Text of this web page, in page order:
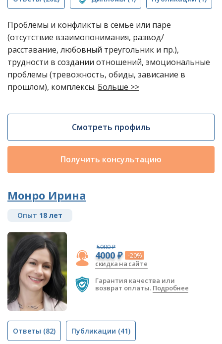
Проблемы и конфликты в семье или паре
(отсутствие взаимопонимания, развод/
расставание, любовный треугольник и пр.),
трудности в создании отношений, эмоциональные
проблемы (тревожность, обиды, зависание в
прошлом), комплексы. Больше >>
Смотреть профиль
Получить консультацию
Монро Ирина
Опыт 18 лет
5000 ₽
4000 ₽ -20%
скидка на сайте
Гарантия качества или
возврат оплаты. Подробнее
Ответы (82) Публикации (41)